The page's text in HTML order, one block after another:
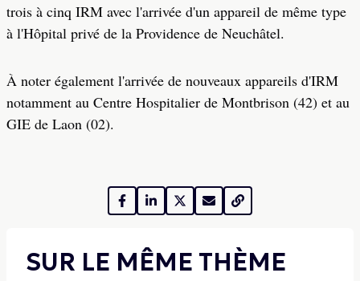
trois à cinq IRM avec l'arrivée d'un appareil de même type
à l'Hôpital privé de la Providence de Neuchâtel.
À noter également l'arrivée de nouveaux appareils d'IRM
notamment au Centre Hospitalier de Montbrison (42) et au
GIE de Laon (02).
SUR LE MÊME THÈME